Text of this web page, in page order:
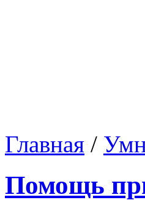
Главная /
Помощь